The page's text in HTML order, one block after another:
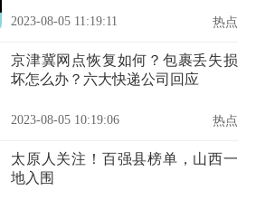
2023-08-05 11:19:11 热点
京津冀网点恢复如何？包裹丢失损
坏怎么办？六大快递公司回应
2023-08-05 10:19:06 热点
太原人关注！百强县榜单，山西一
地入围